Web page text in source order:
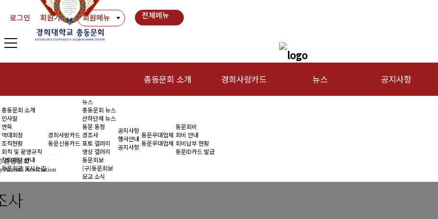
로그인 회원가입 회원메뉴 전체메뉴
총동문회 소개
연혁
역대회장
경희사랑카드 뉴스 공지사항
총동문회 소개
인사말
연혁
역대회장
조직현황
회칙 및 운영규칙
장학재단 안내
동문회관 오시는길
경희사랑카드
동문신용카드
뉴스
총동문회 뉴스
산하단체 뉴스
동문 동정
경조사
포토 갤러리
영상 갤러리
동문회보
(구)동문회보
모교 소식
공지사항
행사안내
공지사항
동문우대업체
동문우대업체
동문회비
회비 안내
회비납부 현황
동문ID카드 발급
총동문회
Alumni Association
사